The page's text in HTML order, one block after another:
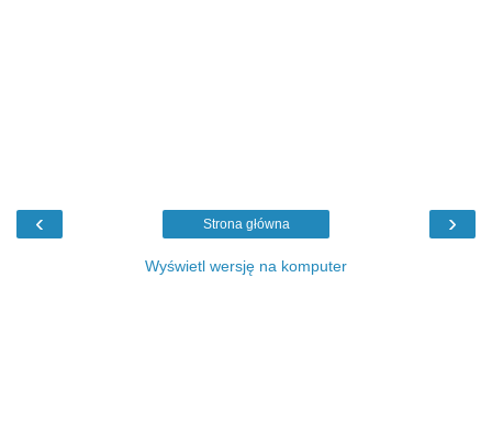
‹ ›
Strona główna
Wyświetl wersję na komputer